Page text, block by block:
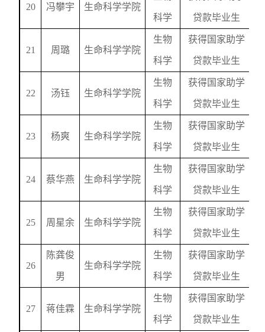
20 冯攀宇 生命科学学院
科学 贷款毕业生
21 周璐 生命科学学院
生物
科学
获得国家助学
贷款毕业生
22 汤钰 生命科学学院
生物
科学
获得国家助学
贷款毕业生
23 杨爽 生命科学学院
生物
科学
获得国家助学
贷款毕业生
24 蔡华燕 生命科学学院
生物
科学
获得国家助学
贷款毕业生
25 周星余 生命科学学院
生物
科学
获得国家助学
贷款毕业生
26
陈龚俊
男
生命科学学院
生物
科学
获得国家助学
贷款毕业生
27 蒋佳霖 生命科学学院
生物
科学
获得国家助学
贷款毕业生